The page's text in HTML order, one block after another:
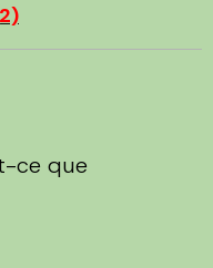
ce que